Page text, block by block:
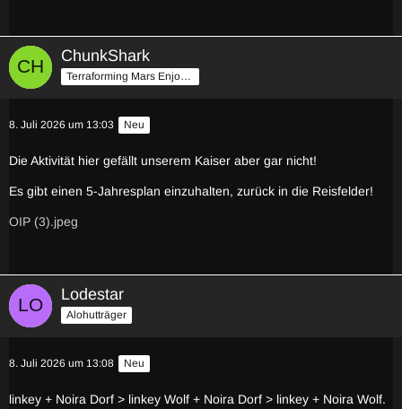
ChunkShark
Terraforming Mars Enjoyer
8. Juli 2026 um 13:03 Neu
Die Aktivität hier gefällt unserem Kaiser aber gar nicht!
Es gibt einen 5-Jahresplan einzuhalten, zurück in die Reisfelder!
OIP (3).jpeg
Lodestar
Alohutträger
8. Juli 2026 um 13:08 Neu
linkey + Noira Dorf > linkey Wolf + Noira Dorf > linkey + Noira Wolf.